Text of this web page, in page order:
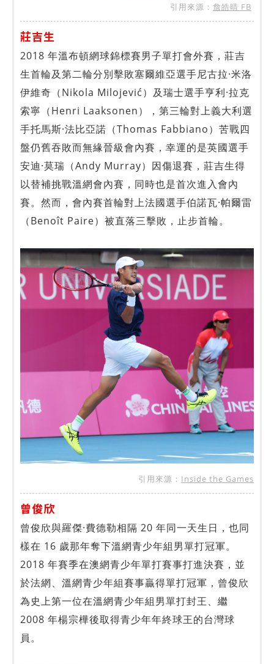
引用來源： 詹皓晴 FB
莊吉生
2018 年溫布頓網球錦標賽男子單打會外賽，莊吉
生首輪及第二輪分別擊敗塞爾維亞選手尼古拉·米洛
伊維奇（Nikola Milojević）及瑞士選手亨利·拉克
索寧（Henri Laaksonen），第三輪對上義大利選
手托馬斯·法比亞諾（Thomas Fabbiano）苦戰四
盤仍舊吞敗而無緣晉級會內賽，幸運的是英國選手
安迪·莫瑞（Andy Murray）因傷退賽，莊吉生得
以替補挑戰溫網會內賽，同時也是首次進入會內
賽。然而，會內賽首輪對上法國選手伯諾瓦·帕爾雷
（Benoît Paire）被直落三擊敗，止步首輪。
引用來源： Inside the Games
曾俊欣
曾俊欣與羅傑·費德勒相隔 20 年同一天生日，也同
樣在 16 歲那年奪下溫網青少年組男單打冠軍。
2018 年賽季在澳網青少年單打賽事打進決賽，並
於法網、溫網青少年組賽事贏得單打冠軍，曾俊欣
為史上第一位在溫網青少年組男單打封王、繼
2008 年楊宗樺後取得青少年年終球王的台灣球
員。